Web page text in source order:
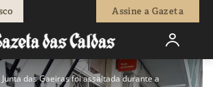
Assine a Gazeta
Junta das Gaeiras foi assaltada durante a